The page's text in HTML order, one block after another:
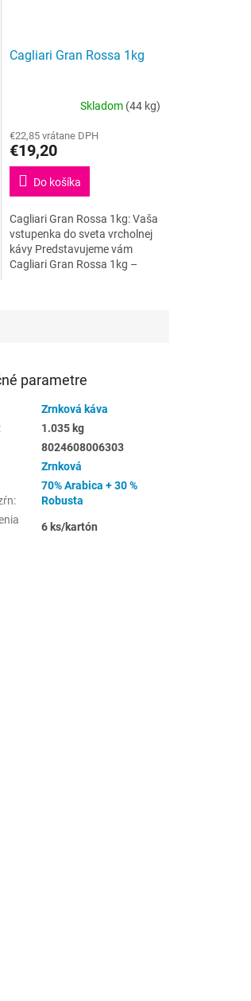
Cagliari Gran Rossa 1kg
Skladom (44 kg)
€22,85 vrátane DPH
€19,20
Do košíka
Cagliari Gran Rossa 1kg: Vaša
vstupenka do sveta vrcholnej
kávy Predstavujeme vám
Cagliari Gran Rossa 1kg –
parametre
Zrnková káva
:
1.035 kg
8024608006303
Zrnková
:
70% Arabica + 30 %
Robusta
6 ks/kartón